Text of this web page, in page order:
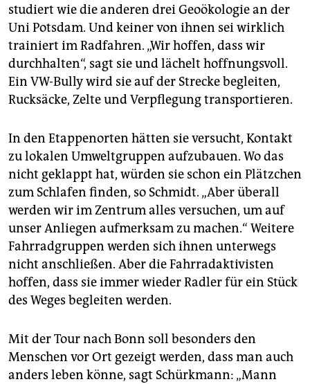
Klimagipfel COP 16 im Dezember in Cancun, Mexiko
zu diskutieren.
studiert wie die anderen drei Geoökologie an der
Uni Potsdam. Und keiner von ihnen sei wirklich
trainiert im Radfahren. „Wir hoffen, dass wir
durchhalten“, sagt sie und lächelt hoffnungsvoll.
Ein VW-Bully wird sie auf der Strecke begleiten,
Rucksäcke, Zelte und Verpflegung transportieren.
In den Etappenorten hätten sie versucht, Kontakt
zu lokalen Umweltgruppen aufzubauen. Wo das
nicht geklappt hat, würden sie schon ein Plätzchen
zum Schlafen finden, so Schmidt. „Aber überall
werden wir im Zentrum alles versuchen, um auf
unser Anliegen aufmerksam zu machen.“ Weitere
Fahrradgruppen werden sich ihnen unterwegs
nicht anschließen. Aber die Fahrradaktivisten
hoffen, dass sie immer wieder Radler für ein Stück
des Weges begleiten werden.
Mit der Tour nach Bonn soll besonders den
Menschen vor Ort gezeigt werden, dass man auch
anders leben könne, sagt Schürkmann: „Mann